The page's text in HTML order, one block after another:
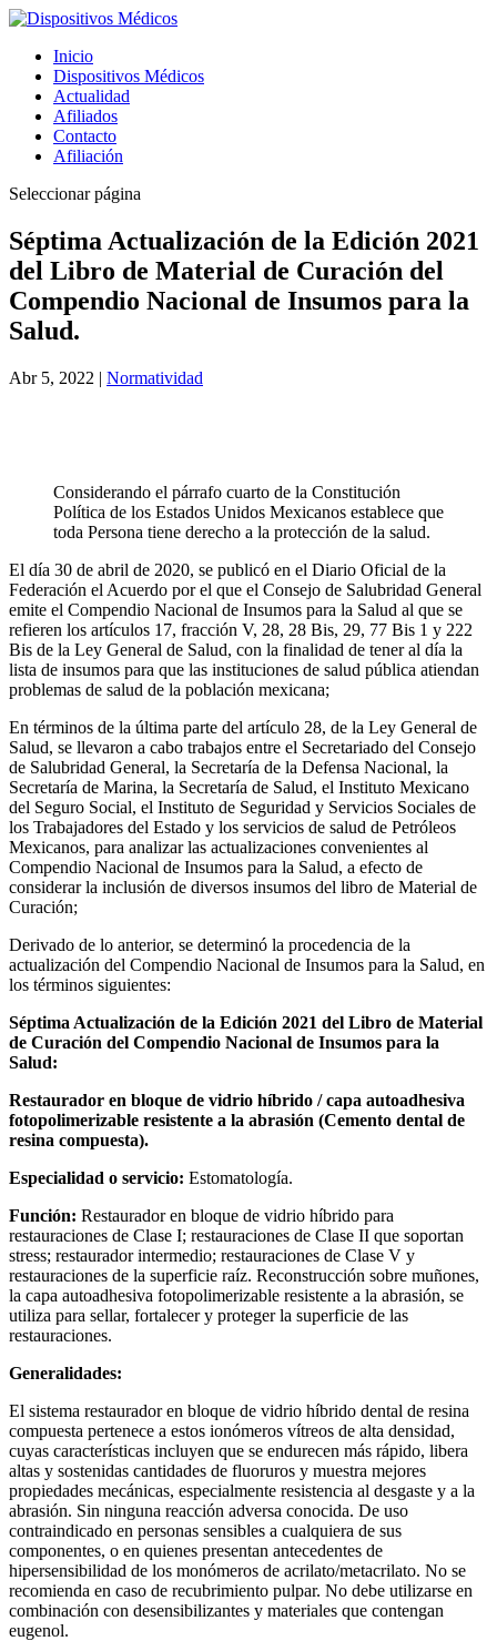
Inicio
Dispositivos Médicos
Actualidad
Afiliados
Contacto
Afiliación
Seleccionar página
Séptima Actualización de la Edición 2021
del Libro de Material de Curación del
Compendio Nacional de Insumos para la
Salud.
Abr 5, 2022 | Normatividad
Considerando el párrafo cuarto de la Constitución
Política de los Estados Unidos Mexicanos establece que
toda Persona tiene derecho a la protección de la salud.
El día 30 de abril de 2020, se publicó en el Diario Oficial de la
Federación el Acuerdo por el que el Consejo de Salubridad General
emite el Compendio Nacional de Insumos para la Salud al que se
refieren los artículos 17, fracción V, 28, 28 Bis, 29, 77 Bis 1 y 222
Bis de la Ley General de Salud, con la finalidad de tener al día la
lista de insumos para que las instituciones de salud pública atiendan
problemas de salud de la población mexicana;
​​En términos de la última parte del artículo 28, de la Ley General de
Salud, se llevaron a cabo trabajos entre el Secretariado del Consejo
de Salubridad General, la Secretaría de la Defensa Nacional, la
Secretaría de Marina, la Secretaría de Salud, el Instituto Mexicano
del Seguro Social, el Instituto de Seguridad y Servicios Sociales de
los Trabajadores del Estado y los servicios de salud de Petróleos
Mexicanos, para analizar las actualizaciones convenientes al
Compendio Nacional de Insumos para la Salud, a efecto de
considerar la inclusión de diversos insumos del libro de Material de
Curación;
Derivado de lo anterior, se determinó la procedencia de la
actualización del Compendio Nacional de Insumos para la Salud, en
los términos siguientes:
Séptima Actualización de la Edición 2021 del Libro de Material
de Curación del Compendio Nacional de Insumos para la
Salud:
Restaurador en bloque de vidrio híbrido / capa autoadhesiva
fotopolimerizable resistente a la abrasión (Cemento dental de
resina compuesta).
Especialidad o servicio: Estomatología.
Función: Restaurador en bloque de vidrio híbrido para
restauraciones de Clase I; restauraciones de Clase II que soportan
stress; restaurador intermedio; restauraciones de Clase V y
restauraciones de la superficie raíz. Reconstrucción sobre muñones,
la capa autoadhesiva fotopolimerizable resistente a la abrasión, se
utiliza para sellar, fortalecer y proteger la superficie de las
restauraciones.
Generalidades:
El sistema restaurador en bloque de vidrio híbrido dental de resina
compuesta pertenece a estos ionómeros vítreos de alta densidad,
cuyas características incluyen que se endurecen más rápido, libera
altas y sostenidas cantidades de fluoruros y muestra mejores
propiedades mecánicas, especialmente resistencia al desgaste y a la
abrasión. Sin ninguna reacción adversa conocida. De uso
contraindicado en personas sensibles a cualquiera de sus
componentes, o en quienes presentan antecedentes de
hipersensibilidad de los monómeros de acrilato/metacrilato. No se
recomienda en caso de recubrimiento pulpar. No debe utilizarse en
combinación con desensibilizantes y materiales que contengan
eugenol.